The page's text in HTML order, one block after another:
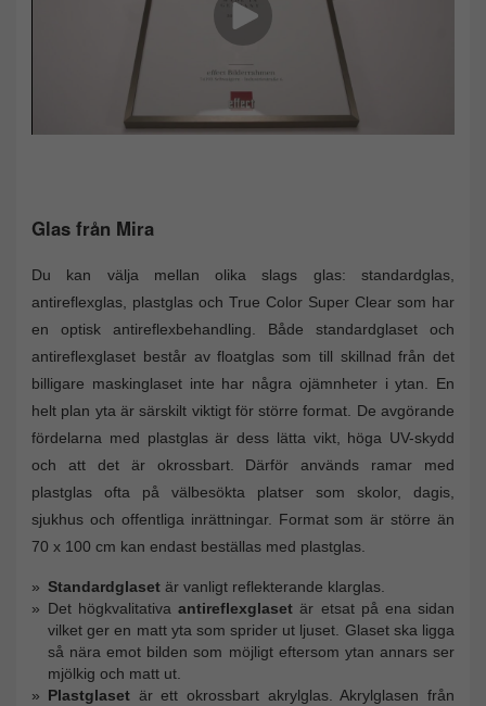
Glas från Mira
Du kan välja mellan olika slags glas: standardglas,
antireflexglas, plastglas och True Color Super Clear som har
en optisk antireflexbehandling. Både standardglaset och
antireflexglaset består av floatglas som till skillnad från det
billigare maskinglaset inte har några ojämnheter i ytan. En
helt plan yta är särskilt viktigt för större format. De avgörande
fördelarna med plastglas är dess lätta vikt, höga UV-skydd
och att det är okrossbart. Därför används ramar med
plastglas ofta på välbesökta platser som skolor, dagis,
sjukhus och offentliga inrättningar. Format som är större än
70 x 100 cm kan endast beställas med plastglas.
Standardglaset är vanligt reflekterande klarglas.
Det högkvalitativaantireflexglaset är etsat på ena sidan
vilket ger en matt yta som sprider ut ljuset. Glaset ska ligga
så nära emot bilden som möjligt eftersom ytan annars ser
mjölkig och matt ut.
Plastglaset är ett okrossbart akrylglas. Akrylglasen från